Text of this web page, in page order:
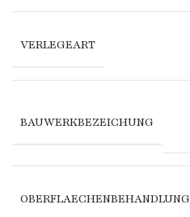
VERLEGEART
BAUWERKBEZEICHUNG
OBERFLAECHENBEHANDLUNG